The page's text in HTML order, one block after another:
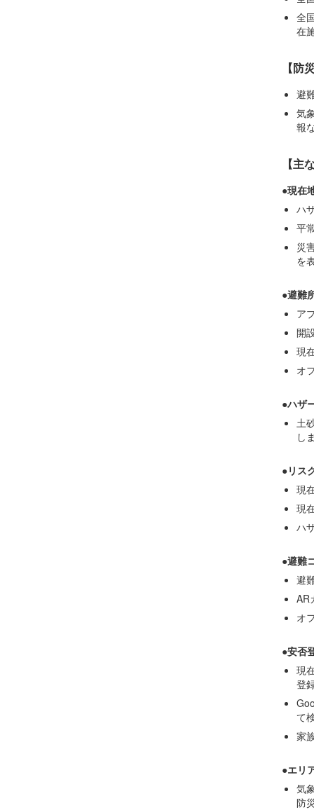
全
在
【防
避
気
報
【主
●現在
ハ
平
災
を
●避難
ア
開
現
オ
●ハザ
土
し
●リス
現
現
ハ
●避難
避
AR
オ
●安否
現
登
て
家
●エリ
気
防